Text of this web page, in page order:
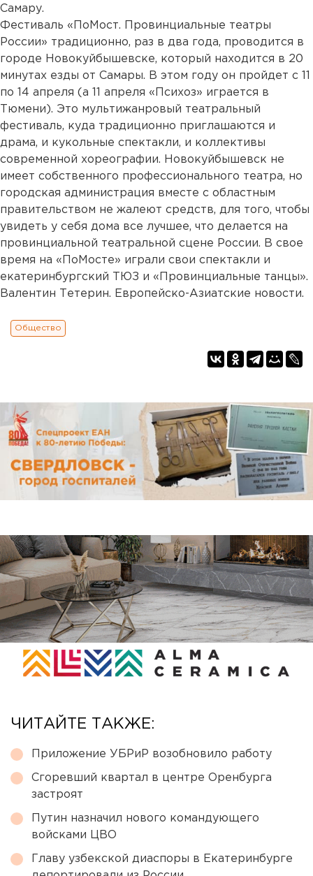
Самару.
Фестиваль «ПоМост. Провинциальные театры
России» традиционно, раз в два года, проводится в
городе Новокуйбышевске, который находится в 20
минутах езды от Самары. В этом году он пройдет с 11
по 14 апреля (а 11 апреля «Психоз» играется в
Тюмени). Это мультижанровый театральный
фестиваль, куда традиционно приглашаются и
драма, и кукольные спектакли, и коллективы
современной хореографии. Новокуйбышевск не
имеет собственного профессионального театра, но
городская администрация вместе с областным
правительством не жалеют средств, для того, чтобы
увидеть у себя дома все лучшее, что делается на
провинциальной театральной сцене России. В свое
время на «ПоМосте» играли свои спектакли и
екатеринбургский ТЮЗ и «Провинциальные танцы».
Валентин Тетерин. Европейско-Азиатские новости.
Общество
ЧИТАЙТЕ ТАКЖЕ:
Приложение УБРиР возобновило работу
Сгоревший квартал в центре Оренбурга
застроят
Путин назначил нового командующего
войсками ЦВО
Главу узбекской диаспоры в Екатеринбурге